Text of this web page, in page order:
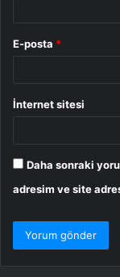
E-posta *
İnternet sitesi
Daha sonraki
adresim ve site